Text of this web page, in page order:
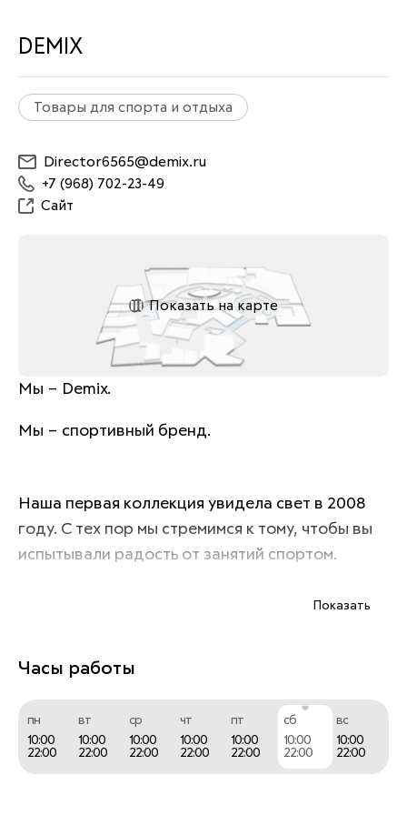
DEMIX
Товары для спорта и отдыха
Director6565@demix.ru
+7 (968) 702-23-49
Сайт
Показать на карте
Мы – Demix.
Мы – спортивный бренд.
Наша первая коллекция увидела свет в 2008
году. С тех пор мы стремимся к тому, чтобы вы
испытывали радость от занятий спортом.
международная команда атлетов, дизайнеров
и специалистов в области спортивной
экипировки старается создать лучшие товары.
Показать
Часы работы
пн
10:00
22:00
вт
10:00
22:00
ср
10:00
22:00
чт
10:00
22:00
пт
10:00
22:00
сб
10:00
22:00
вс
10:00
22:00